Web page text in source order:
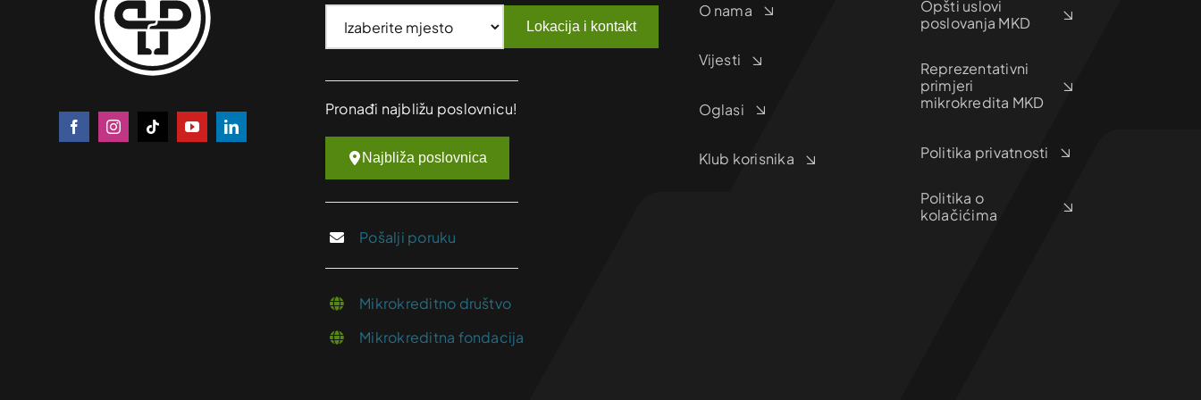
Lokacija i kontakt
Pronađi najbližu poslovnicu!
Najbliža poslovnica
Pošalji poruku
Mikrokreditno društvo
Mikrokreditna fondacija
O nama
Vijesti
Oglasi
Klub korisnika
Opšti uslovi
poslovanja MKD
Reprezentativni
primjeri
mikrokredita MKD
Politika privatnosti
Politika o
kolačićima